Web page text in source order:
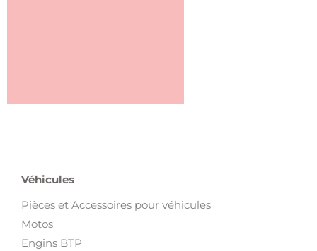
Véhicules
Pièces et Accessoires pour véhicules
Motos
Engins BTP